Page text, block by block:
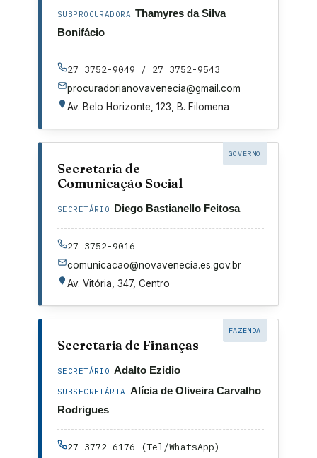
SUBPROCURADORA Thamyres da Silva
Bonifácio
27 3752-9049 / 27 3752-9543
procuradorianovavenecia@gmail.com
Av. Belo Horizonte, 123, B. Filomena
GOVERNO
Secretaria de
Comunicação Social
SECRETÁRIO Diego Bastianello Feitosa
27 3752-9016
comunicacao@novavenecia.es.gov.br
Av. Vitória, 347, Centro
FAZENDA
Secretaria de Finanças
SECRETÁRIO Adalto Ezidio
SUBSECRETÁRIA Alícia de Oliveira Carvalho
Rodrigues
27 3772-6176 (Tel/WhatsApp)